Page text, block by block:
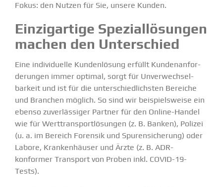
Fokus: den Nutzen für Sie, unsere Kunden.
Einzig­artige Spezi­al­lö­sungen
machen den Unter­schied
Eine indivi­duelle Kunden­lösung erfüllt Kunden­an­for­
de­rungen immer optimal, sorgt für Unver­wech­sel­
barkeit und ist für die unter­schied­lichsten Bereiche
und Branchen möglich. So sind wir beispiels­weise ein
ebenso zuver­läs­siger Partner für den Online-Handel
wie für Werttrans­port­lö­sungen (z. B. Banken), Polizei
(u. a. im Bereich Forensik und Spuren­si­cherung) oder
Labore, Kranken­häuser und Ärzte (z. B. ADR-
konformer Transport von Proben inkl. COVID-19-
Tests).